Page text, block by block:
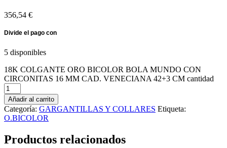
356,54 €
5 disponibles
18K COLGANTE ORO BICOLOR BOLA MUNDO CON
CIRCONITAS 16 MM CAD. VENECIANA 42+3 CM cantidad
Añadir al carrito
Categoría: GARGANTILLAS Y COLLARES Etiqueta:
O.BICOLOR
Productos relacionados